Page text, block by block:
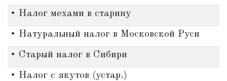
• Налог мехами в старину
• Натуральный налог в Московской Руси
• Старый налог в Сибири
• Налог с якутов (устар.)